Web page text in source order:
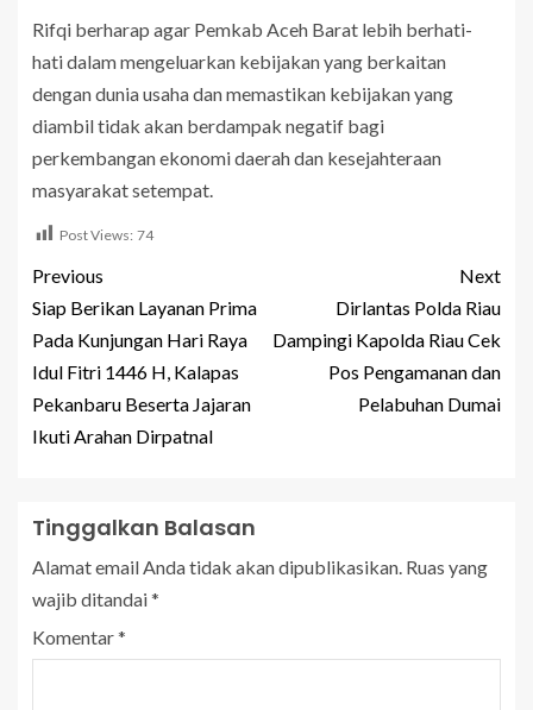
Rifqi berharap agar Pemkab Aceh Barat lebih berhati-
hati dalam mengeluarkan kebijakan yang berkaitan
dengan dunia usaha dan memastikan kebijakan yang
diambil tidak akan berdampak negatif bagi
perkembangan ekonomi daerah dan kesejahteraan
masyarakat setempat.
Post Views: 74
Previous
Siap Berikan Layanan Prima
Pada Kunjungan Hari Raya
Idul Fitri 1446 H, Kalapas
Pekanbaru Beserta Jajaran
Ikuti Arahan Dirpatnal
Next
Dirlantas Polda Riau
Dampingi Kapolda Riau Cek
Pos Pengamanan dan
Pelabuhan Dumai
Tinggalkan Balasan
Alamat email Anda tidak akan dipublikasikan. Ruas yang
wajib ditandai*
Komentar*